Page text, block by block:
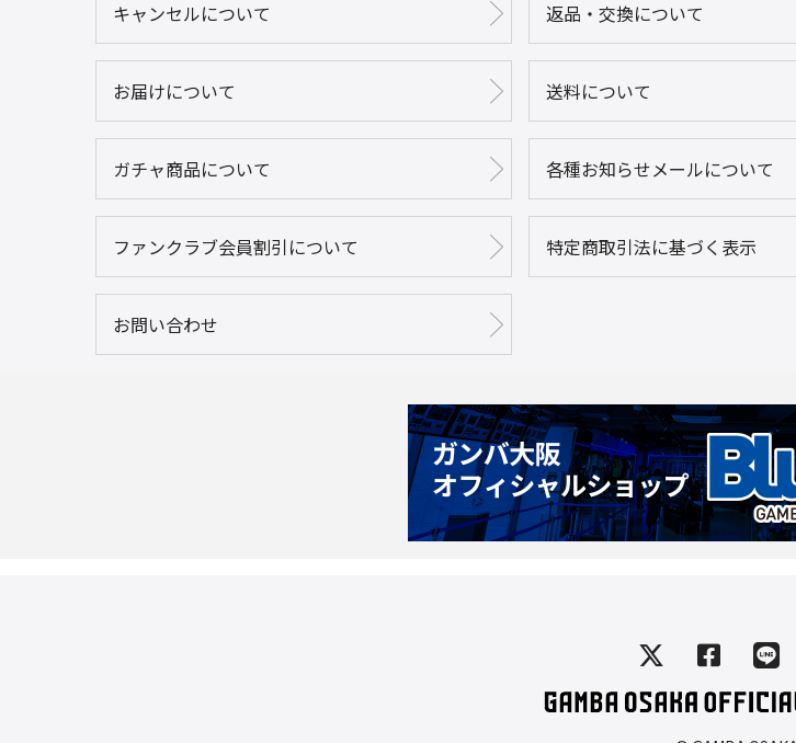
キャンセルについて 返品・交換について
お届けについて 送料について
ガチャ商品について 各種お知らせメールについて
ファンクラブ会員割引について 特定商取引法に基づく表示
お問い合わせ